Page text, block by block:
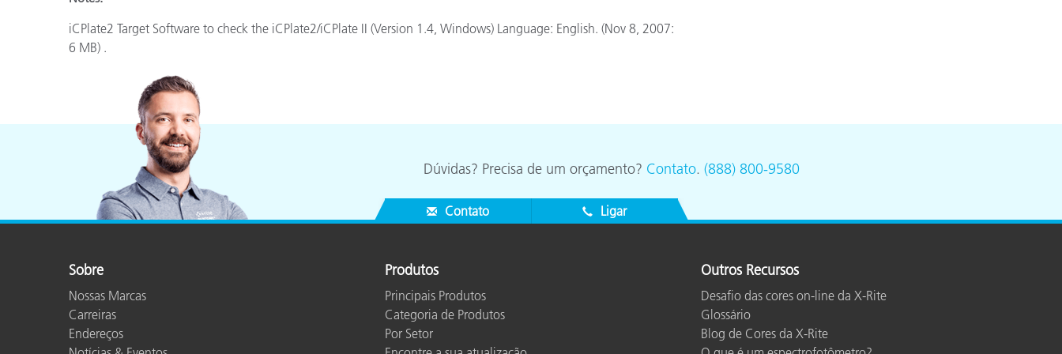
iCPlate2 Target Software to check the iCPlate2/iCPlate II (Version 1.4, Windows) Language: English. (Nov 8, 2007:
6 MB) .
Dúvidas? Precisa de um orçamento? Contato. (888) 800-9580
Contato Ligar
Sobre
Nossas Marcas
Carreiras
Endereços
Produtos
Principais Produtos
Categoria de Produtos
Por Setor
Outros Recursos
Desafio das cores on-line da X-Rite
Glossário
Blog de Cores da X-Rite